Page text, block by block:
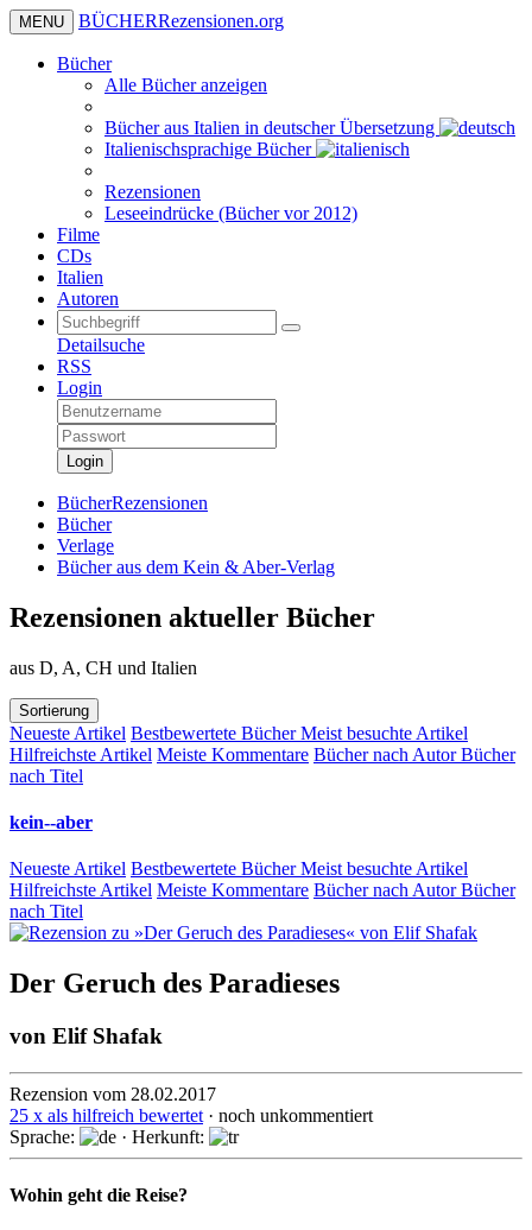
MENU BÜCHERRezensionen.org
Bücher
Alle Bücher anzeigen
Bücher aus Italien in deutscher Übersetzung
Italienischsprachige Bücher
Rezensionen
Leseeindrücke (Bücher vor 2012)
Filme
CDs
Italien
Autoren
Detailsuche
RSS
Login
Login
BücherRezensionen
Bücher
Verlage
Bücher aus dem Kein & Aber-Verlag
Rezensionen aktueller Bücher
aus D, A, CH und Italien
Sortierung
Neueste Artikel Bestbewertete BücherMeist besuchte Artikel
Hilfreichste Artikel Meiste Kommentare Bücher nach AutorBücher
nach Titel
kein--aber
Neueste Artikel Bestbewertete BücherMeist besuchte Artikel
Hilfreichste Artikel Meiste Kommentare Bücher nach AutorBücher
nach Titel
Der Geruch des Paradieses
von Elif Shafak
Rezension vom 28.02.2017
25 x als hilfreich bewertet · noch unkommentiert
Sprache:
· Herkunft:
Wohin geht die Reise?